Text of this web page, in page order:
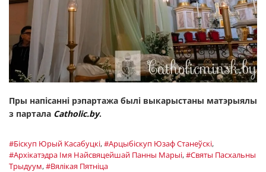
Пры напісанні рэпартажа былі выкарыстаны матэрыялы
з партала Catholic.by.
#Біскуп Юрый Касабуцкі,#Арцыбiскуп Юзаф Станеўскі,
#Архікатэдра Імя Найсвяцейшай Панны Марыі,#Святы Пасхальны
Трыдуум,#Вялікая Пятніца